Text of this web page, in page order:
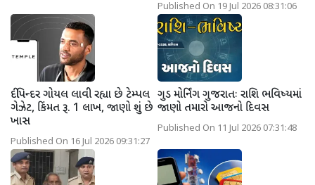
Published On 19 Jul 2026 08:31:06
દીપિન્દર ગોયલ લાવી રહ્યા છે ટેમ્પલ
ગેઝેટ, કિંમત રૂ. 1 લાખ, જાણો શું છે
ખાસ
Published On 16 Jul 2026 09:31:27
ગુડ મોર્નિંગ ગુજરાતઃ રાશિ ભવિષ્યમાં
જાણો તમારો આજનો દિવસ
Published On 11 Jul 2026 07:31:48